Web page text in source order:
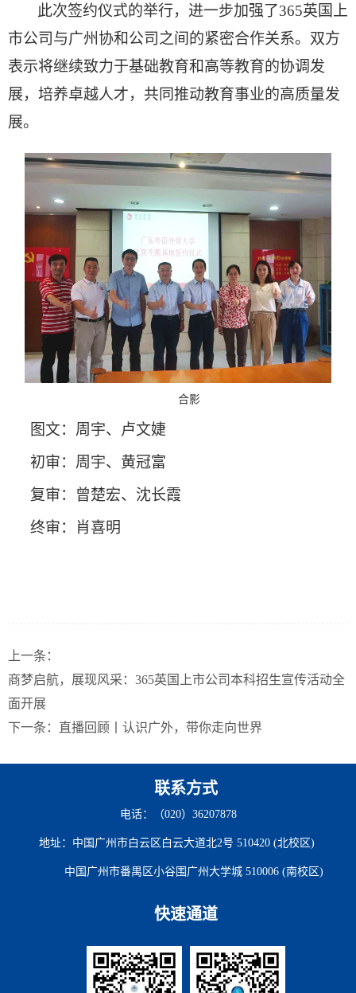
此次签约仪式的举行，进一步加强了365英国上
市公司与广州协和公司之间的紧密合作关系。双方
表示将继续致力于基础教育和高等教育的协调发
展，培养卓越人才，共同推动教育事业的高质量发
展。
合影
图文：周宇、卢文婕
初审：周宇、 黄冠富
复审： 曾楚宏、 沈长霞
终审：肖喜明
上一条：
商梦启航，展现风采：365英国上市公司本科招生宣传活动全
面开展
下一条： 直播回顾丨认识广外，带你走向世界
联系方式
电话：（020）36207878
地址：中国广州市白云区白云大道北2号 510420 (北校区)
中国广州市番禺区小谷围广州大学城 510006 (南校区)
快速通道